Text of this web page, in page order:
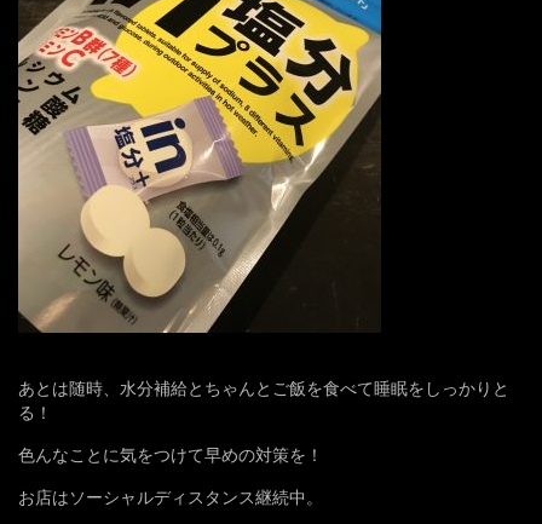
あとは随時、水分補給とちゃんとご飯を食べて睡眠をしっかりと
る！
色んなことに気をつけて早めの対策を！
お店はソーシャルディスタンス継続中。